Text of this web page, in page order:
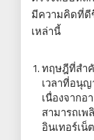
มีความคิดที่ดี
เหล่านี้
ทฤษฎีที่สำ
เวลาที่อนุ
เนื่องจาก
สามารถเ
อินเทอร์เ